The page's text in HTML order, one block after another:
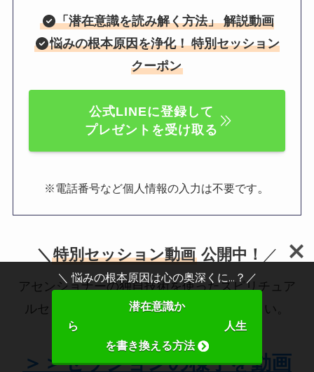
「潜在意識を読み解く方法」 解説動画
悩みの根本原因を浄化！ 特別セッション
クーポン
公式LINEに登録して
プレゼントを受け取る
※電話番号など個人情報の入力は不要です。
＼ 特別セッション動画公開中！ ／
アセンショナーの独自技術を使ったスピリチュア
ルセッションの様子をぜひ観てみてください。
＞＞セッションの様子を動画
＼ 悩みの根本原因は心の奥深くに...？／
潜在意識か
ら 人生
を書き換える方法